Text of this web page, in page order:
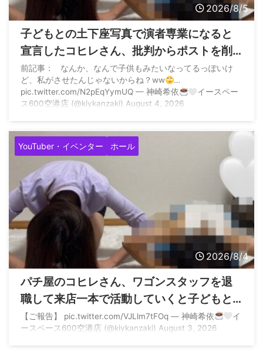
2026/8/5
子どもとの土下座写真で演者専業になると
宣言したコヒレさん、批判からポストを削
除して再度子どもとの土下座写真でご報告
前記事： なんか、なんで子供もみたいなってるっぽいけ
ど、私がさせたんじゃないからね？ww
…
pic.twitter.com/N2pEqYymUQ — 神崎希依
イースペー
ス600空港店 (@kiykanzaki) August 4, 2026
YouTuber・イベンター ホール
2026/8/4
パチ屋のコヒレさん、ワゴンスタッフを退
職して来店一本で活動していくと子どもと
一緒に土下座へ
【ご報告】 pic.twitter.com/VJLlm7tFOq — 神崎希依
イ
ースペース600空港店 (@kiykanzaki) August 3, 2026